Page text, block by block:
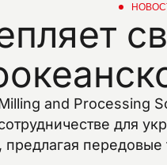
and Processing
для
предлагая